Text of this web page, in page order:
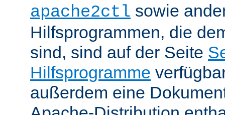
apache2ctl sowie
Hilfsprogrammen, die
sind, sind auf der Seite
Hilfsprogramme
außerdem eine